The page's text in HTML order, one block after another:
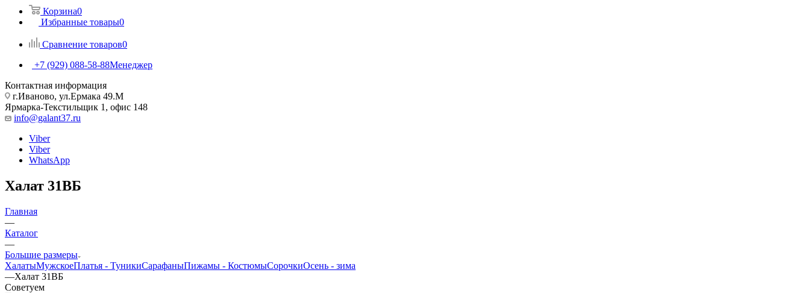
Корзина0
Избранные товары0
Сравнение товаров0
+7 (929) 088-58-88Менеджер
Контактная информация
г.Иваново, ул.Ермака 49.M
Ярмарка-Текстильщик 1, офис 148
info@galant37.ru
Viber
Viber
WhatsApp
Халат 31ВБ
Главная
—
Каталог
—
Большие размеры
ХалатыМужскоеПлатья - ТуникиСарафаныПижамы - КостюмыСорочкиOсень - зима
—Халат 31ВБ
Советуем